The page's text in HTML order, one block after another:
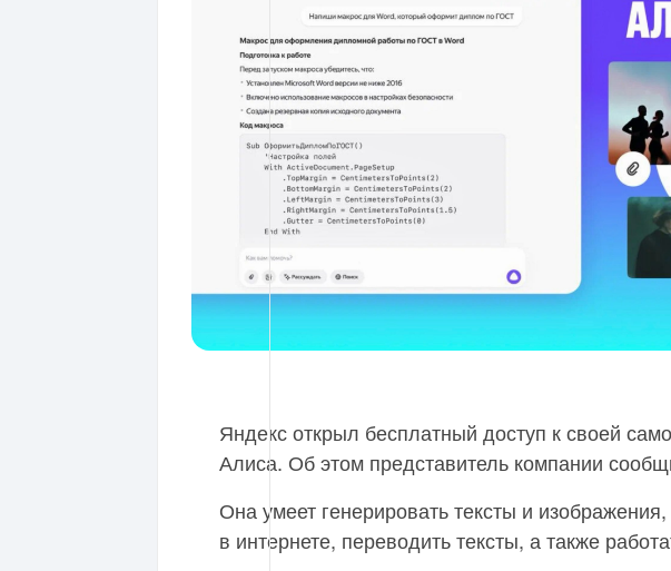
Яндекс открыл бесплатный доступ к своей
Алиса. Об этом представитель компании
Она умеет генерировать тексты и
в интернете, переводить тексты, а также